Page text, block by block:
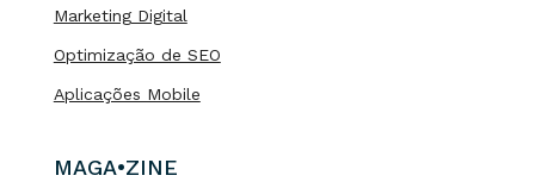
Marketing Digital
Optimização de SEO
Aplicações Mobile
MAGA•ZINE